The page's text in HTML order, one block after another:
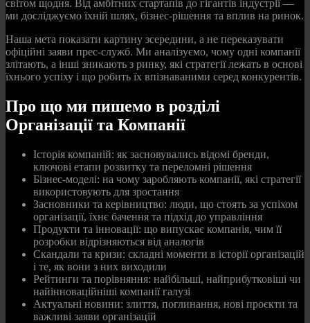
світом щодня. Від амбітних стартапів до гігантів індустрії —
ми досліджуємо їхній шлях, бізнес-рішення та вплив на ринок.
Наша мета показати картину зсередини, а не переказувати
офіційні заяви прес-служб. Ми аналізуємо, чому одні компанії
злітають, а інші зникають з ринку, які стратегії лежать в основі
їхнього успіху і що робить їх впізнаваними серед конкурентів.
Про що ми пишемо в розділі
Організації та Компанії
Історія компаній: як засновувались відомі бренди,
ключові етапи розвитку та переломні рішення
Бізнес-моделі: на чому заробляють компанії, які стратегії
використовують для зростання
Засновники та керівництво: люди, що стоять за успіхом
організації, їхнє бачення та підхід до управління
Продукти та інновації: що випускає компанія, чим її
розробки відрізняються від аналогів
Скандали та кризи: складні моменти в історії організацій
і те, як вони з них виходили
Рейтинги та порівняння: найбільші, найприбутковіші чи
найінноваційніші компанії галузі
Актуальні новини: злиття, поглинання, нові проєкти та
важливі заяви організацій